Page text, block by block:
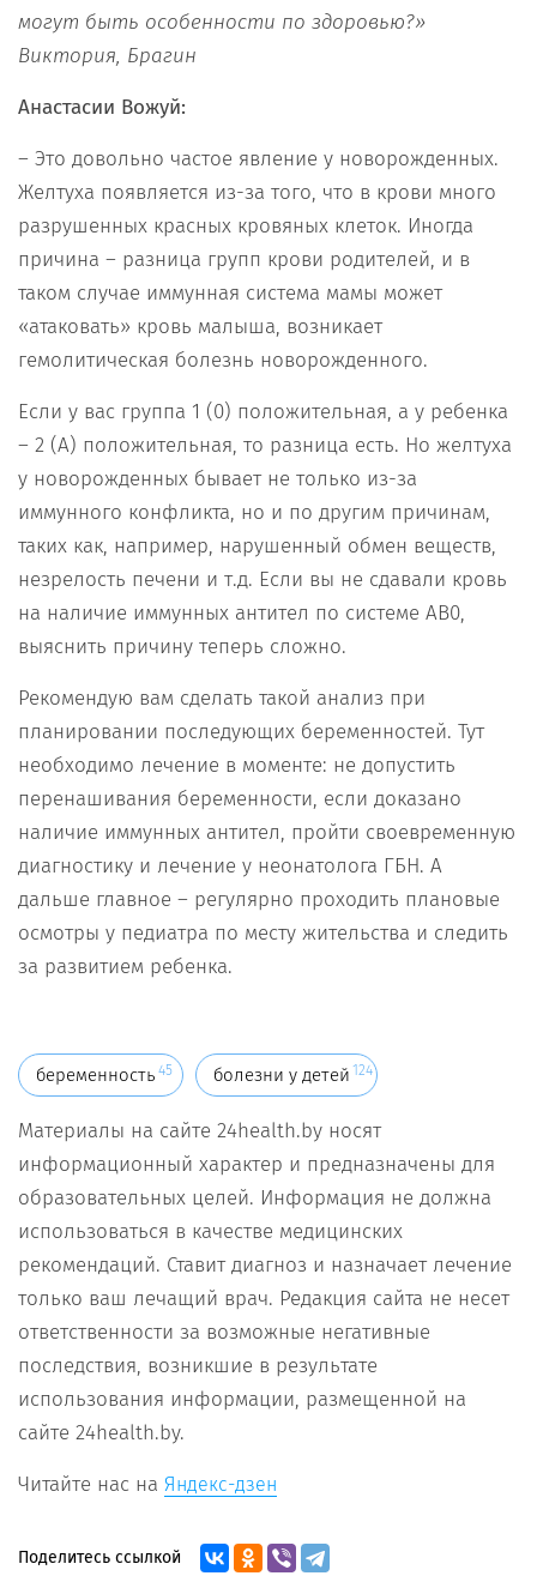
могут быть особенности по здоровью?»
Виктория, Брагин
Анастасии Вожуй:
– Это довольно частое явление у новорожденных.
Желтуха появляется из-за того, что в крови много
разрушенных красных кровяных клеток. Иногда
причина – разница групп крови родителей, и в
таком случае иммунная система мамы может
«атаковать» кровь малыша, возникает
гемолитическая болезнь новорожденного.
Если у вас группа 1 (0) положительная, а у ребенка
– 2 (А) положительная, то разница есть. Но желтуха
у новорожденных бывает не только из-за
иммунного конфликта, но и по другим причинам,
таких как, например, нарушенный обмен веществ,
незрелость печени и т.д. Если вы не сдавали кровь
на наличие иммунных антител по системе АВ0,
выяснить причину теперь сложно.
Рекомендую вам сделать такой анализ при
планировании последующих беременностей. Тут
необходимо лечение в моменте: не допустить
перенашивания беременности, если доказано
наличие иммунных антител, пройти своевременную
диагностику и лечение у неонатолога ГБН. А
дальше главное – регулярно проходить плановые
осмотры у педиатра по месту жительства и следить
за развитием ребенка.
беременность 45 болезни у детей 124
Материалы на сайте 24health.by носят
информационный характер и предназначены для
образовательных целей. Информация не должна
использоваться в качестве медицинских
рекомендаций. Ставит диагноз и назначает лечение
только ваш лечащий врач. Редакция сайта не несет
ответственности за возможные негативные
последствия, возникшие в результате
использования информации, размещенной на
сайте 24health.by.
Читайте нас на Яндекс-дзен
Поделитесь ссылкой